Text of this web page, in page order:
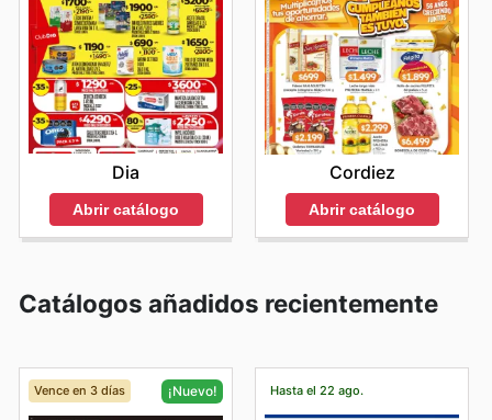
Dia
Abrir catálogo
Cordiez
Abrir catálogo
Catálogos añadidos recientemente
Vence en 3 días ¡Nuevo! Hasta el 22 ago.